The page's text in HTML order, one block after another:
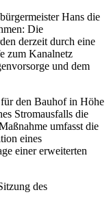
Hans die
Die
derzeit durch eine
zum Kanalnetz
und dem
den Bauhof in Höhe
Stromausfalls die
umfasst die
eines
einer erweiterten
des